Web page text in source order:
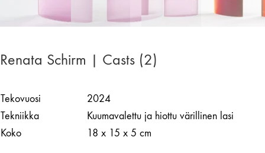
Renata Schirm | Casts (2)
Tekovuosi
2024
Tekniikka
Kuumavalettu ja hiottu värillinen lasi
Koko
18 x 15 x 5 cm